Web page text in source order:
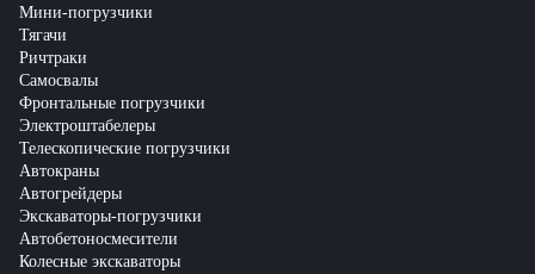
Мини-погрузчики
Тягачи
Ричтраки
Самосвалы
Фронтальные погрузчики
Электроштабелеры
Телескопические погрузчики
Автокраны
Автогрейдеры
Экскаваторы-погрузчики
Автобетоносмесители
Колесные экскаваторы